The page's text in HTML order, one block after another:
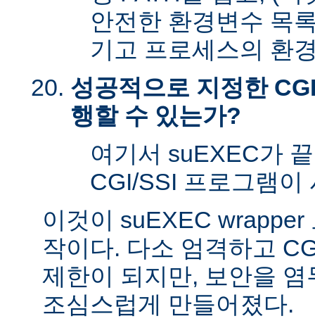
안전한 환경변수 목
기고 프로세스의 환
성공적으로 지정한
행할 수 있는가?
여기서 suEXEC가
CGI/SSI 프로그램이
이것이 suEXEC wrapper
작이다. 다소 엄격하고
제한이 되지만, 보안을
조심스럽게 만들어졌다.